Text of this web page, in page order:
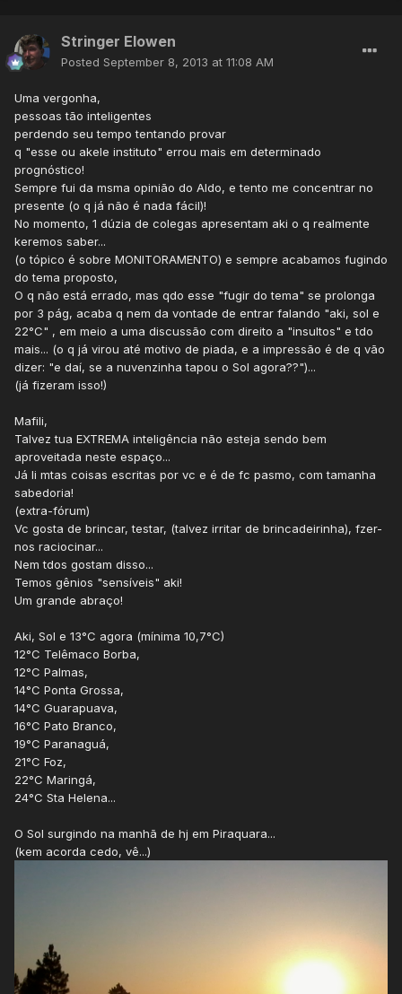
Stringer Elowen
Posted September 8, 2013 at 11:08 AM
Uma vergonha,
pessoas tão inteligentes
perdendo seu tempo tentando provar
q "esse ou akele instituto" errou mais em determinado
prognóstico!
Sempre fui da msma opinião do Aldo, e tento me concentrar no
presente (o q já não é nada fácil)!
No momento, 1 dúzia de colegas apresentam aki o q realmente
keremos saber...
(o tópico é sobre MONITORAMENTO) e sempre acabamos fugindo
do tema proposto,
O q não está errado, mas qdo esse "fugir do tema" se prolonga
por 3 pág, acaba q nem da vontade de entrar falando "aki, sol e
22°C" , em meio a uma discussão com direito a "insultos" e tdo
mais... (o q já virou até motivo de piada, e a impressão é de q vão
dizer: "e daí, se a nuvenzinha tapou o Sol agora??")...
(já fizeram isso!)
Mafili,
Talvez tua EXTREMA inteligência não esteja sendo bem
aproveitada neste espaço...
Já li mtas coisas escritas por vc e é de fc pasmo, com tamanha
sabedoria!
(extra-fórum)
Vc gosta de brincar, testar, (talvez irritar de brincadeirinha), fzer-
nos raciocinar...
Nem tdos gostam disso...
Temos gênios "sensíveis" aki!
Um grande abraço!
Aki, Sol e 13°C agora (mínima 10,7°C)
12°C Telêmaco Borba,
12°C Palmas,
14°C Ponta Grossa,
14°C Guarapuava,
16°C Pato Branco,
19°C Paranaguá,
21°C Foz,
22°C Maringá,
24°C Sta Helena...
O Sol surgindo na manhã de hj em Piraquara...
(kem acorda cedo, vê...)